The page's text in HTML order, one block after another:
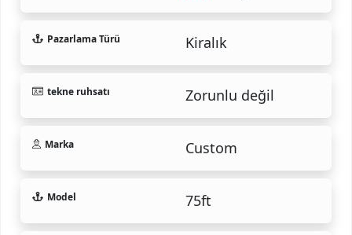
Pazarlama Türü Kiralık
tekne ruhsatı Zorunlu değil
Marka Custom
Model 75ft